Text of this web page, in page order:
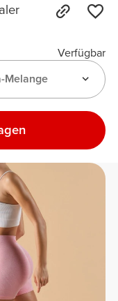
Verfügbar
Melange